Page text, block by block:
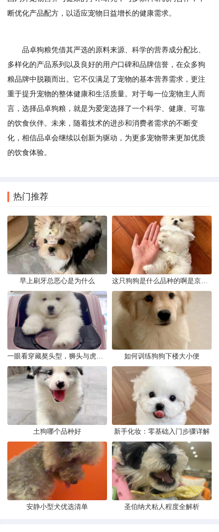
断优化产品配方，以适应宠物日益增长的健康需求。
品卓狗粮凭借其严选的原料来源、科学的营养成分配比、
多样化的产品系列以及良好的用户口碑和品牌信誉，在众多狗
粮品牌中脱颖而出。它不仅满足了宠物的基本营养需求，更注
重于提升宠物的整体健康和生活质量。对于每一位宠物主人而
言，选择品卓狗粮，就是为爱宠选择了一个科学、健康、可靠
的饮食伙伴。未来，随着技术的进步和消费者需求的不断变
化，相信品卓会继续以创新为驱动，为更多宠物带来更加优质
的饮食体验。
热门推荐
早上刷牙总恶心是为什么
如何训练狗狗下楼大小便
土狗哪个品种好 新手化妆：零基础入门步骤详解
安静小型犬优选清单 圣伯纳犬粘人程度全解析